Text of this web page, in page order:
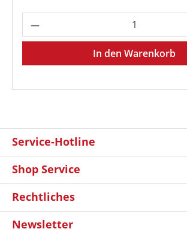
Produkt Anzahl: Gib den
In den Warenkorb
Service-Hotline
Shop Service
Rechtliches
Newsletter